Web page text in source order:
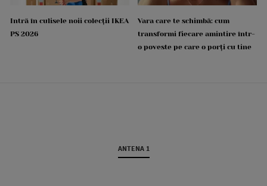
Intră în culisele noii colecții IKEA
PS 2026
Vara care te schimbă: cum
transformi fiecare amintire într-
o poveste pe care o porți cu tine
ANTENA 1